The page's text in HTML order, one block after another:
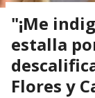
"¡Me
estalla
Flores y